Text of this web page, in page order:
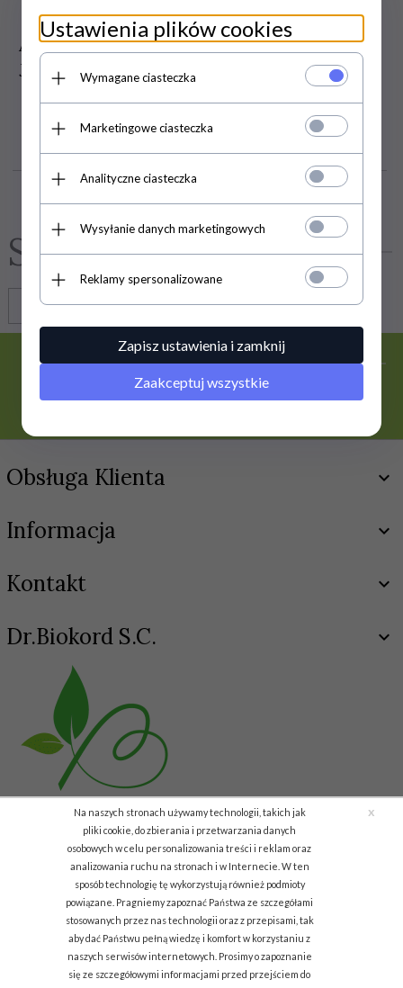
Ajurwedyjski Olejek PAIN RELIEF OIL,
Jovees, 60 ml
39,00 PLN
Social media
SUBSKRYPCJA
Obsługa Klienta
Informacja
Kontakt
Dr.Biokord S.C.
info.biodar@gmail.com
Copyright © 2011 Biokord.com
Informacja o cookies|sklep internetowyRedCart.pl
Ustawienia plików cookies
Wymagane ciasteczka
Marketingowe ciasteczka
Analityczne ciasteczka
Wysyłanie danych marketingowych
Reklamy spersonalizowane
Zapisz ustawienia i zamknij
Zaakceptuj wszystkie
Na naszych stronach używamy technologii, takich jak
pliki cookie, do zbierania i przetwarzania danych
osobowych w celu personalizowania treści i reklam oraz
analizowania ruchu na stronach i w Internecie. W ten
sposób technologię tę wykorzystują również podmioty
powiązane. Pragniemy zapoznać Państwa ze szczegółami
stosowanych przez nas technologii oraz z przepisami, tak
aby dać Państwu pełną wiedzę i komfort w korzystaniu z
naszych serwisów internetowych. Prosimy o zapoznanie
się ze szczegółowymi informacjami przed przejściem do
x